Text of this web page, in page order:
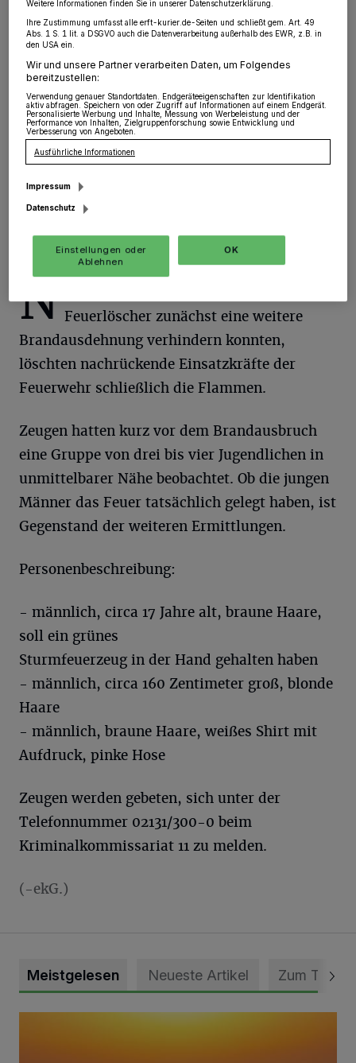
Orken ·
Feuerwehr und Polizei rückten am
Mittwochabend gegen 19.45 Uhr zu einem Fußweg im
Bereich Henzenstraße / Richard-Wagner-Straße in
Orken aus. Unbekannte hatten eine Hecke auf einer
Länge von circa vier Metern in Brand gesetzt.
N Feuerlöscher zunächst eine weitere
Brandausdehnung verhindern konnten,
löschten nachrückende Einsatzkräfte der
Feuerwehr schließlich die Flammen.
Zeugen hatten kurz vor dem Brandausbruch
eine Gruppe von drei bis vier Jugendlichen in
unmittelbarer Nähe beobachtet. Ob die jungen
Männer das Feuer tatsächlich gelegt haben, ist
Gegenstand der weiteren Ermittlungen.
Personenbeschreibung:
- männlich, circa 17 Jahre alt, braune Haare,
soll ein grünes
Sturmfeuerzeug in der Hand gehalten haben
- männlich, circa 160 Zentimeter groß, blonde
Haare
- männlich, braune Haare, weißes Shirt mit
Aufdruck, pinke Hose
Zeugen werden gebeten, sich unter der
Telefonnummer 02131/300-0 beim
Kriminalkommissariat 11 zu melden.
(-ekG.)
Meistgelesen Neueste Artikel Zum Thema
Die schönsten Sommermomente gesucht
Weitere Informationen finden Sie in unserer Datenschutzerklärung.
Ihre Zustimmung umfasst alle erft-kurier.de-Seiten und schließt gem. Art. 49
Abs. 1 S. 1 lit. a DSGVO auch die Datenverarbeitung außerhalb des EWR, z.B. in
den USA ein.
Wir und unsere Partner verarbeiten Daten, um Folgendes
bereitzustellen:
Verwendung genauer Standortdaten. Endgeräteeigenschaften zur Identifikation
aktiv abfragen. Speichern von oder Zugriff auf Informationen auf einem Endgerät.
Personalisierte Werbung und Inhalte, Messung von Werbeleistung und der
Performance von Inhalten, Zielgruppenforschung sowie Entwicklung und
Verbesserung von Angeboten.
Ausführliche Informationen
Impressum
Datenschutz
Einstellungen oder
Ablehnen
OK